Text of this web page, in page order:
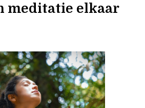
meditatie elkaar